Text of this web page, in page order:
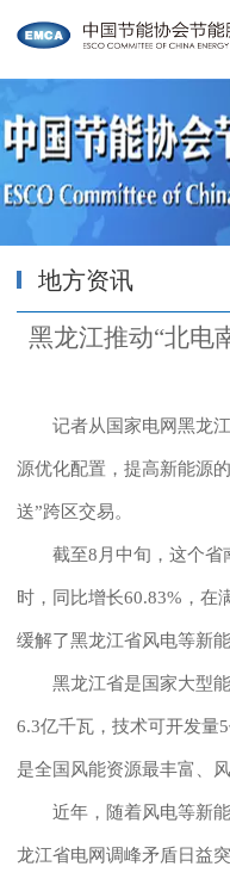
地方资讯
黑龙江推动“北电
记者从国家电网黑龙江
源优化配置，提高新能源
送”跨区交易。
截至8月中旬，这个省
时，同比增长60.83%，在
缓解了黑龙江省风电等新
黑龙江省是国家大型能
6.3亿千瓦，技术可开发量
是全国风能资源最丰富、
近年，随着风电等新能
龙江省电网调峰矛盾日益